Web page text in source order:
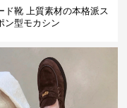
ド靴 上質素材の本格派ス
ン型モカシン